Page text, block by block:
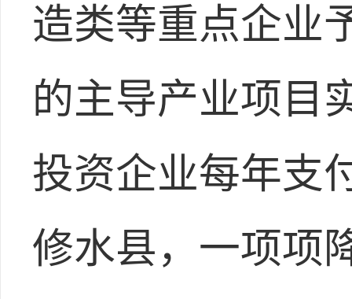
造类等重点企业
的主导产业项目
投资企业每年
修水县，一项项